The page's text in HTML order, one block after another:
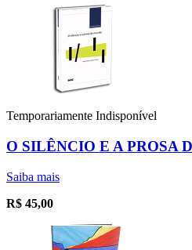
Temporariamente Indisponível
O SILÊNCIO E A PROSA
Saiba mais
R$ 45,00